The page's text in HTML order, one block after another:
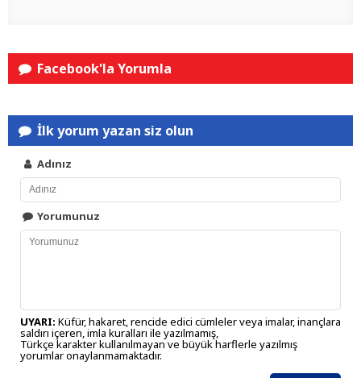
Facebook'la Yorumla
İlk yorum yazan siz olun
Adınız
Yorumunuz
UYARI: Küfür, hakaret, rencide edici cümleler veya imalar, inançlara
saldırı içeren, imla kuralları ile yazılmamış,
Türkçe karakter kullanılmayan ve büyük harflerle yazılmış
yorumlar onaylanmamaktadır.